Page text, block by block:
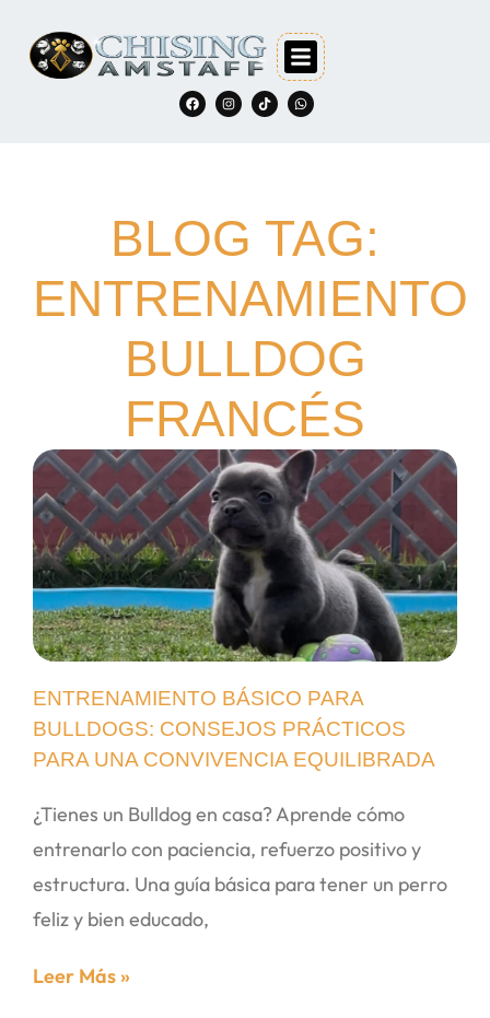
BLOG TAG:
ENTRENAMIENTO
BULLDOG
FRANCÉS
ENTRENAMIENTO BÁSICO PARA
BULLDOGS: CONSEJOS PRÁCTICOS
PARA UNA CONVIVENCIA EQUILIBRADA
¿Tienes un Bulldog en casa? Aprende cómo
entrenarlo con paciencia, refuerzo positivo y
estructura. Una guía básica para tener un perro
feliz y bien educado,
Leer Más »